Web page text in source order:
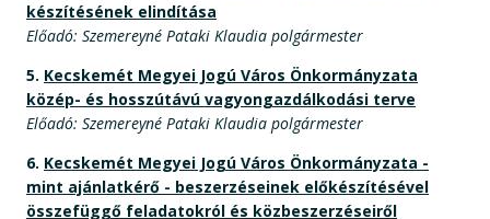
készítésének elindítása
Előadó: Szemereyné Pataki Klaudia polgármester
5. Kecskemét Megyei Jogú Város Önkormányzata
közép- és hosszútávú vagyongazdálkodási terve
Előadó: Szemereyné Pataki Klaudia polgármester
6. Kecskemét Megyei Jogú Város Önkormányzata -
mint ajánlatkérő - beszerzéseinek előkészítésével
összefüggő feladatokról és közbeszerzéseiről